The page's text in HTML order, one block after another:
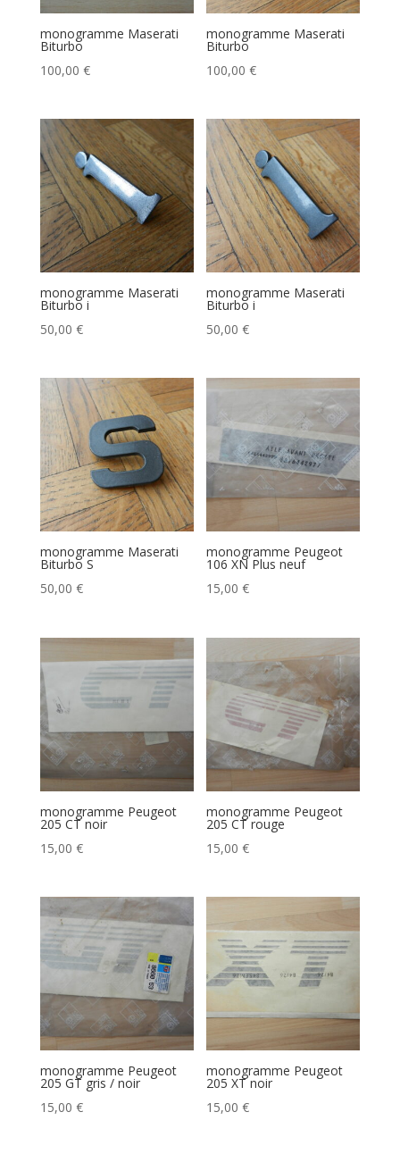
monogramme Maserati
Biturbo
100,00 €
monogramme Maserati
Biturbo
100,00€
monogramme Maserati
Biturbo i
50,00 €
monogramme Maserati
Biturbo i
50,00€
monogramme Maserati
Biturbo S
50,00 €
monogramme Peugeot
106 XN Plus neuf
15,00€
monogramme Peugeot
205 CT noir
15,00 €
monogramme Peugeot
205 CT rouge
15,00€
monogramme Peugeot
205 GT gris / noir
15,00 €
monogramme Peugeot
205 XT noir
15,00€